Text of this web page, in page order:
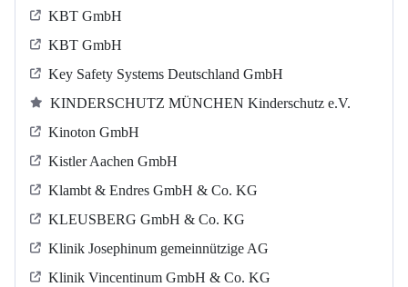
KBT GmbH
KBT GmbH
Key Safety Systems Deutschland GmbH
KINDERSCHUTZ MÜNCHEN Kinderschutz e.V.
Kinoton GmbH
Kistler Aachen GmbH
Klambt & Endres GmbH & Co. KG
KLEUSBERG GmbH & Co. KG
Klinik Josephinum gemeinnützige AG
Klinik Vincentinum GmbH & Co. KG